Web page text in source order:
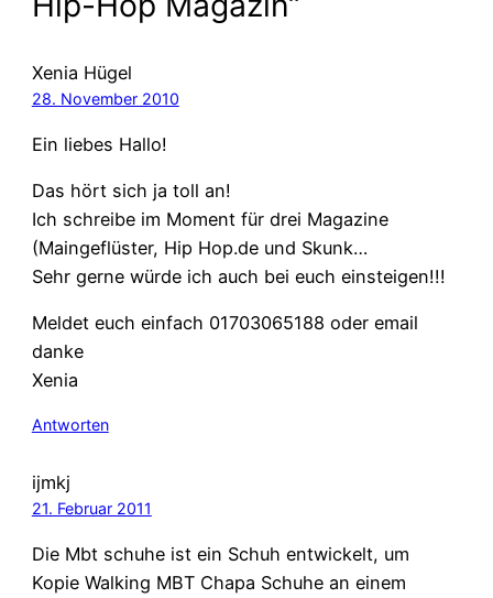
Xenia Hügel
28. November 2010
Ein liebes Hallo!
Das hört sich ja toll an!
Ich schreibe im Moment für drei Magazine
(Maingeflüster, Hip Hop.de und Skunk…
Sehr gerne würde ich auch bei euch einsteigen!!!
Meldet euch einfach 01703065188 oder email
danke
Xenia
Antworten
ijmkj
21. Februar 2011
Die Mbt schuhe ist ein Schuh entwickelt, um
Kopie Walking MBT Chapa Schuhe an einem